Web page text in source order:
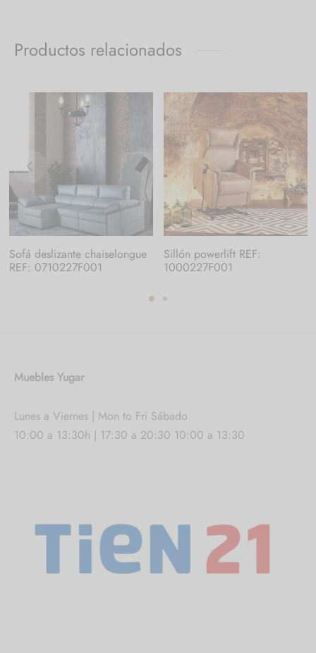
Productos relacionados
Sofá deslizante chaiselongue
REF: 0710227F001
Sillón powerlift REF:
1000227F001
Muebles Yugar
Lunes a Viernes | Mon to Fri Sábado
10:00 a 13:30h | 17:30 a 20:30 10:00 a 13:30